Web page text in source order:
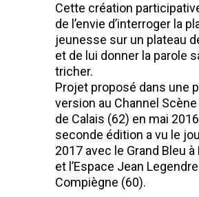
Cette création
de l’envie d’interroger la
jeunesse sur un plateau
et de lui donner la parole
tricher.
Projet proposé dans une
version au Channel
de Calais (62) en mai
seconde édition a vu le
2017 avec le Grand Bleu à
et l’Espace Jean
Compiègne (60).